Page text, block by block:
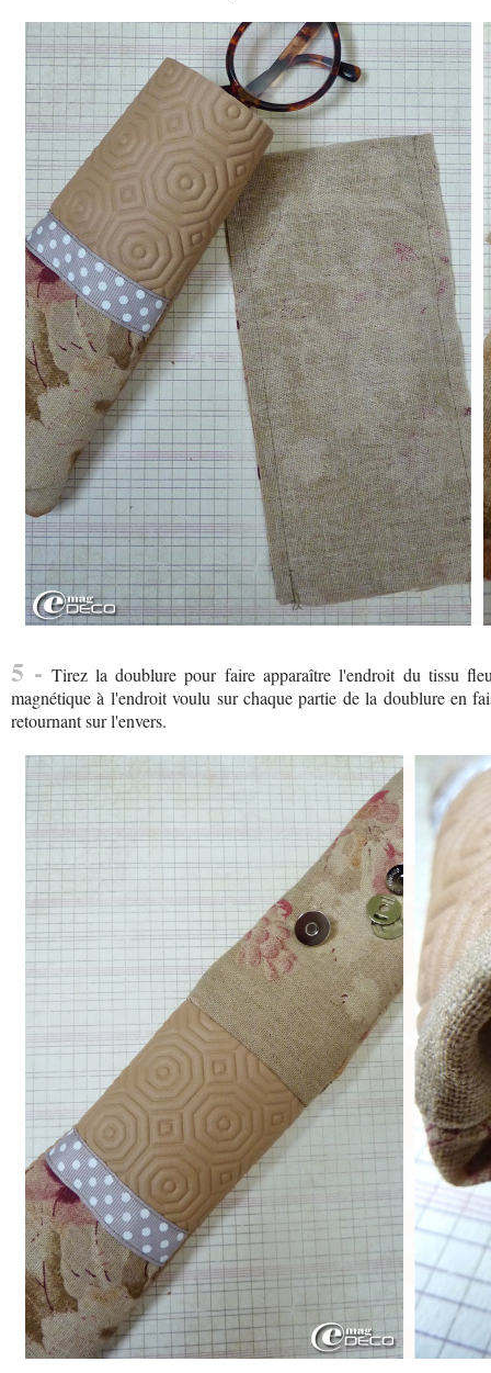
5 - Tirez la doublure pour faire apparaître l'endroit du tissu
magnétique à l'endroit voulu sur chaque partie de la doublure en
retournant sur l'envers.